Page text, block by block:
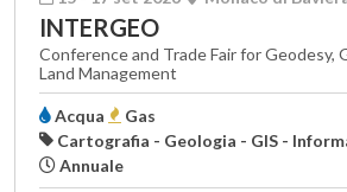
INTERGEO
Conference and Trade Fair for Geodesy,
Land Management
Acqua
Gas
Cartografia - Geologia - GIS -
Annuale